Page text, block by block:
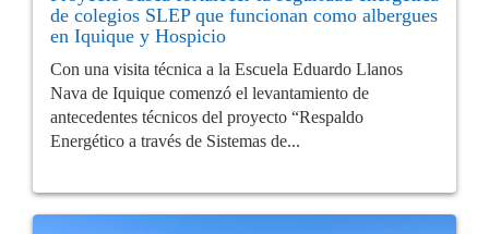
de colegios SLEP que funcionan como albergues
en Iquique y Hospicio
Con una visita técnica a la Escuela Eduardo Llanos
Nava de Iquique comenzó el levantamiento de
antecedentes técnicos del proyecto “Respaldo
Energético a través de Sistemas de...